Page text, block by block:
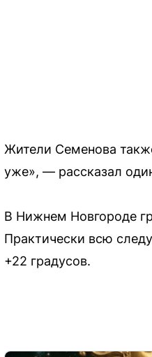
Жители Семенова
уже», — рассказал
В Нижнем Новгороде
Практически всю
+22 градусов.